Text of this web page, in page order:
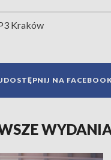
Kraków
NA